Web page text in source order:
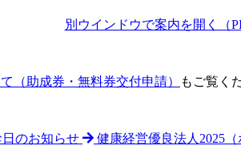
別ウインドウで案内を開く（
（助成券・無料券交付申請） もご覧く
のお知らせ 健康経営優良法人2025